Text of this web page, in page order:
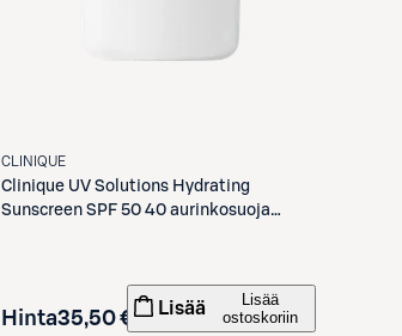
CLINIQUE
Clinique UV Solutions Hydrating
Sunscreen SPF 50 40 aurinkosuoja
Hinta35,50 € Lisää
Lisää
ostoskoriin